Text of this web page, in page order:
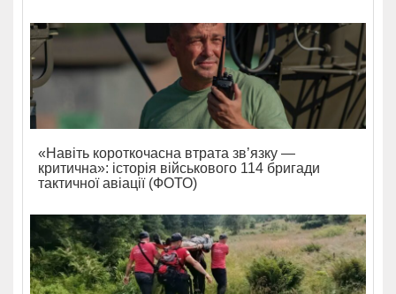
«Навіть короткочасна втрата зв’язку —
критична»: історія військового 114 бригади
тактичної авіації (ФОТО)